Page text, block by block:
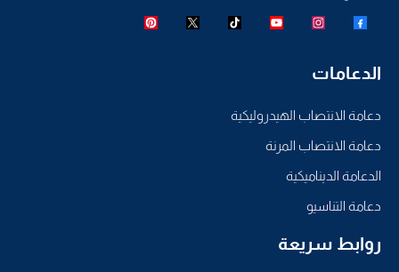
الدعامات
دعامة الانتصاب الهيدروليكية
دعامة الانتصاب المرنة
الدعامة الديناميكية
دعامة التناسيو
روابط سريعة